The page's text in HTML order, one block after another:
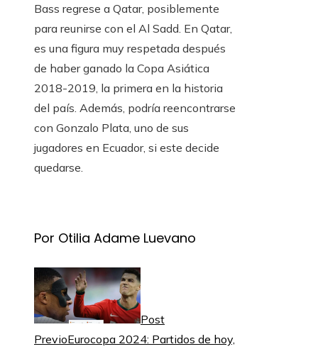
Bass regrese a Qatar, posiblemente
para reunirse con el Al Sadd. En Qatar,
es una figura muy respetada después
de haber ganado la Copa Asiática
2018-2019, la primera en la historia
del país. Además, podría reencontrarse
con Gonzalo Plata, uno de sus
jugadores en Ecuador, si este decide
quedarse.
Por Otilia Adame Luevano
Post
PrevioEurocopa 2024: Partidos de hoy,